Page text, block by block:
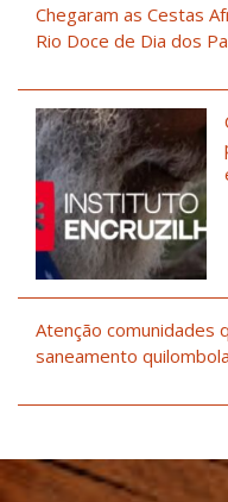
Chegaram as Cestas
Rio Doce de Dia dos
Atenção comunidades
saneamento quilombola